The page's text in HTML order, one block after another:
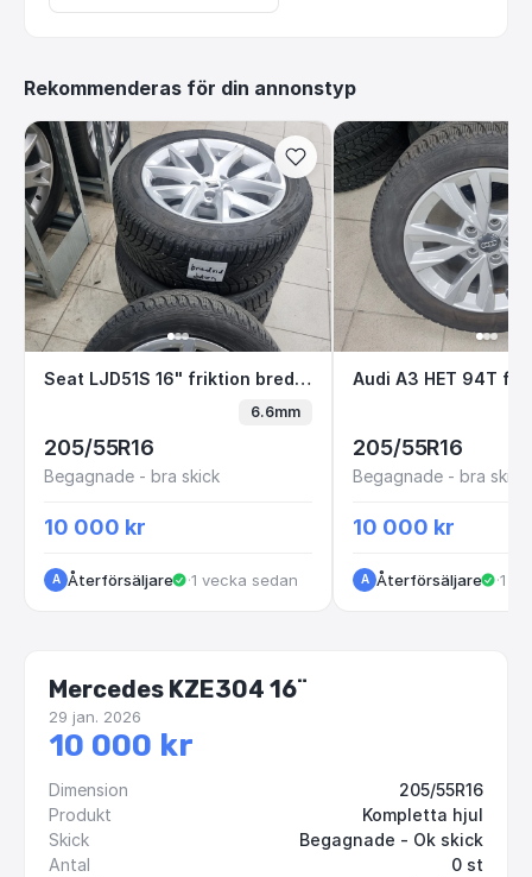
Rekommenderas för din annonstyp
Seat LJD51S 16" friktion bredvid datorn
Seat LJD51S 16" friktion bredvid datorn
6.6mm
205/55R16
Begagnade - bra skick
10 000 kr
A Återförsäljare ·1 vecka sedan
Audi A3 HET
Audi A3 HET 94T
205/55R16
Begagnade - bra skick
10 000 kr
A Återförsäljare ·1
Mercedes KZE304 16¨
29 jan. 2026
10 000 kr
Dimension
205/55R16
Produkt
Kompletta hjul
Skick
Begagnade - Ok skick
Antal
0 st